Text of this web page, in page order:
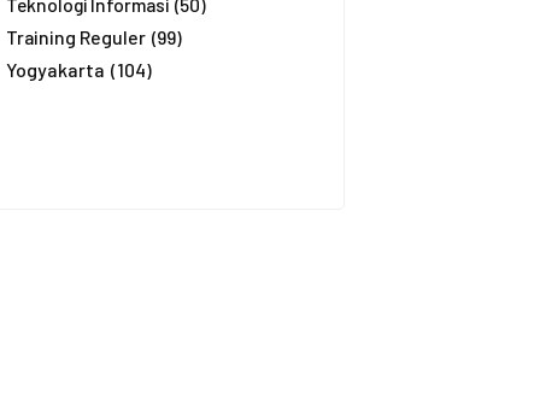
Teknologi Informasi (50)
Training Reguler (99)
Yogyakarta (104)